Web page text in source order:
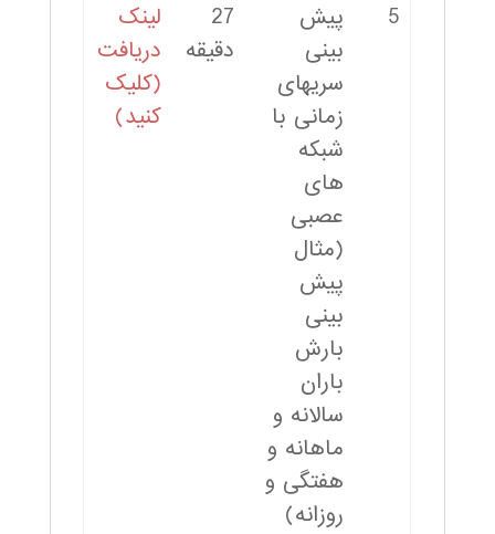
5
پیش
بینی
سریهای
زمانی با
شبکه
های
عصبی
(مثال
پیش
بینی
بارش
باران
سالانه و
ماهانه و
هفتگی و
روزانه)
27
دقیقه
لینک
دریافت
(کلیک
کنید)